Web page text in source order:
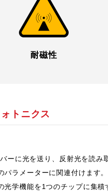
耐磁性
トニクス
ーに光を送り、反射光を読み
パラメーターに関連付けます。
光学機能を1つのチップに集積